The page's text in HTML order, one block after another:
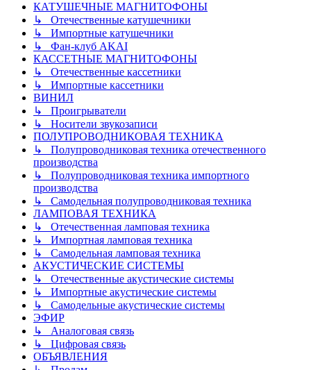
КАТУШЕЧНЫЕ МАГНИТОФОНЫ
↳ Отечественные катушечники
↳ Импортные катушечники
↳ Фан-клуб AKAI
КАССЕТНЫЕ МАГНИТОФОНЫ
↳ Отечественные кассетники
↳ Импортные кассетники
ВИНИЛ
↳ Проигрыватели
↳ Носители звукозаписи
ПОЛУПРОВОДНИКОВАЯ ТЕХНИКА
↳ Полупроводниковая техника отечественного
производства
↳ Полупроводниковая техника импортного
производства
↳ Самодельная полупроводниковая техника
ЛАМПОВАЯ ТЕХНИКА
↳ Отечественная ламповая техника
↳ Импортная ламповая техника
↳ Самодельная ламповая техника
АКУСТИЧЕСКИЕ СИСТЕМЫ
↳ Отечественные акустические системы
↳ Импортные акустические системы
↳ Самодельные акустические системы
ЭФИР
↳ Аналоговая связь
↳ Цифровая связь
ОБЪЯВЛЕНИЯ